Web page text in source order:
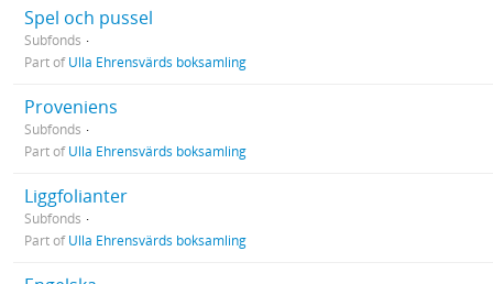
Spel och pussel
Subfonds
Part ofUlla Ehrensvärds boksamling
Proveniens
Subfonds
Part ofUlla Ehrensvärds boksamling
Liggfolianter
Subfonds
Part ofUlla Ehrensvärds boksamling